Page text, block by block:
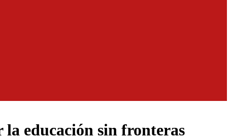
educación sin fronteras